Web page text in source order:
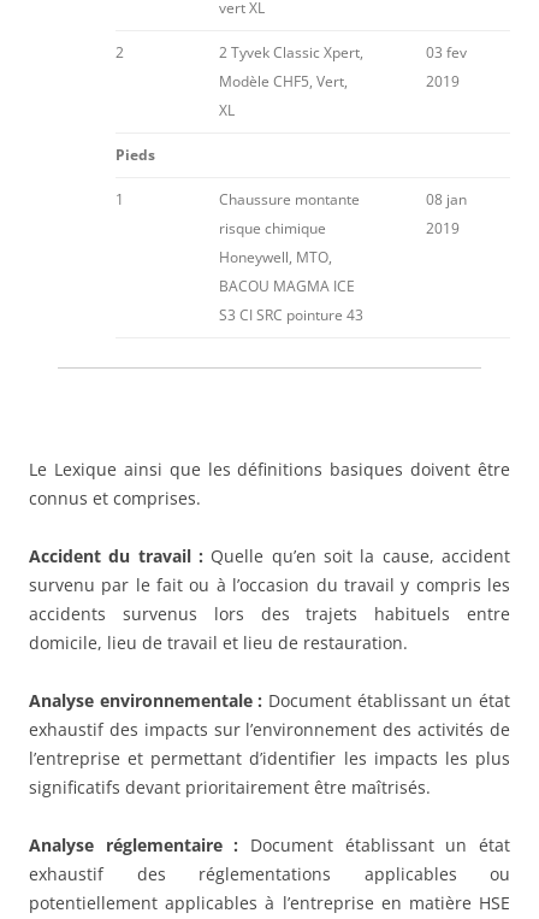
vert XL
2
2 Tyvek Classic Xpert,
Modèle CHF5, Vert,
XL
03 fev
2019
Pieds
1
Chaussure montante
risque chimique
Honeywell, MTO,
BACOU MAGMA ICE
S3 CI SRC pointure 43
08 jan
2019
Le Lexique ainsi que les définitions basiques doivent être
connus et comprises.
Accident du travail : Quelle qu’en soit la cause, accident
survenu par le fait ou à l’occasion du travail y compris les
accidents survenus lors des trajets habituels entre
domicile, lieu de travail et lieu de restauration.
Analyse environnementale : Document établissant un état
exhaustif des impacts sur l’environnement des activités de
l’entreprise et permettant d’identifier les impacts les plus
significatifs devant prioritairement être maîtrisés.
Analyse réglementaire : Document établissant un état
exhaustif des réglementations applicables ou
potentiellement applicables à l’entreprise en matière HSE